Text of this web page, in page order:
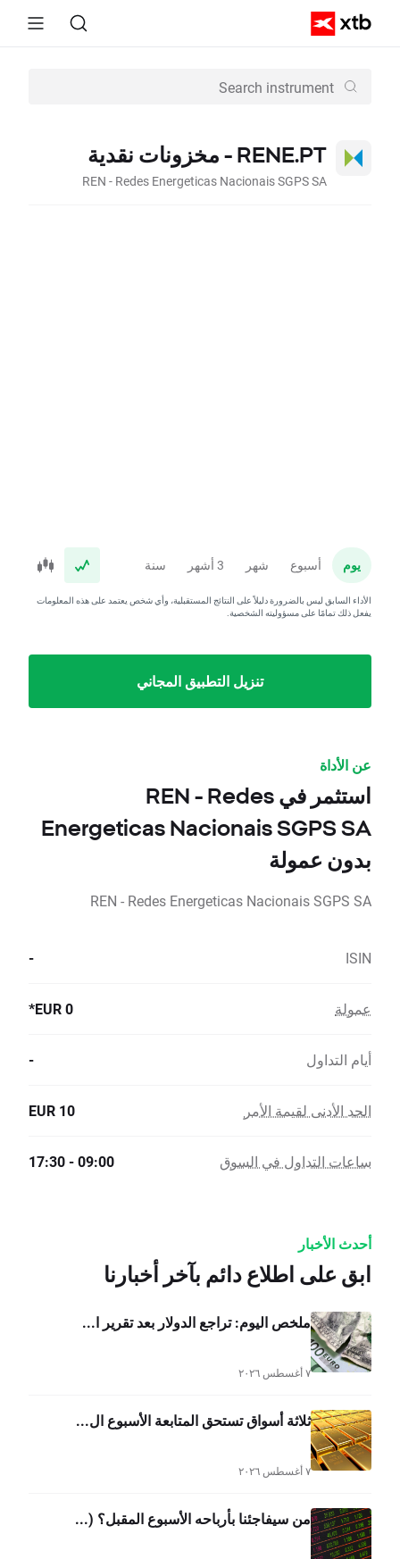
RENE.PT - مخزونات نقدية
REN - Redes Energeticas Nacionais SGPS SA
يوم أسبوع شهر 3 أشهر سنة
الأداء السابق ليس بالضرورة دليلاً على النتائج المستقبلية، وأي شخص يعتمد على هذه المعلومات
يفعل ذلك تمامًا على مسؤوليته الشخصية.
تنزيل التطبيق المجاني
عن الأداة
استثمر في REN - Redes
Energeticas Nacionais SGPS SA
بدون عمولة
REN - Redes Energeticas Nacionais SGPS SA
ISIN
-
عمولة 0 EUR*
أيام التداول -
الحد الأدنى لقيمة الأمر 10 EUR
ساعات التداول في السوق 09:00 - 17:30
أحدث الأخبار
ابق على اطلاع دائم بآخر أخبارنا
ملخص اليوم: تراجع الدولار بعد تقرير ا...
٧ أغسطس ٢٠٢٦
ثلاثة أسواق تستحق المتابعة الأسبوع ال...
٧ أغسطس ٢٠٢٦
من سيفاجئنا بأرباحه الأسبوع المقبل؟ (...